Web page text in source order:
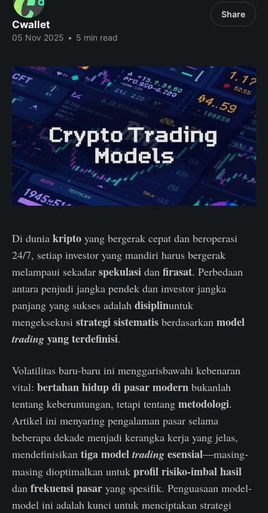
Cwallet
05 Nov 2025 • 5 min read
Share
Di dunia kripto yang bergerak cepat dan beroperasi
24/7, setiap investor yang mandiri harus bergerak
melampaui sekadar spekulasi dan firasat. Perbedaan
antara penjudi jangka pendek dan investor jangka
panjang yang sukses adalah disiplinuntuk
mengeksekusi strategi sistematis berdasarkan model
trading yang terdefinisi.
Volatilitas baru-baru ini menggarisbawahi kebenaran
vital: bertahan hidup di pasar modern bukanlah
tentang keberuntungan, tetapi tentang metodologi.
Artikel ini menyaring pengalaman pasar selama
beberapa dekade menjadi kerangka kerja yang jelas,
mendefinisikan tiga modeltrading esensial—masing-
masing dioptimalkan untuk profil risiko-imbal hasil
dan frekuensi pasar yang spesifik. Penguasaan model-
model ini adalah kunci untuk menciptakan strategi